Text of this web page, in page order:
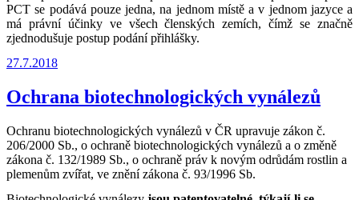
PCT se podává pouze jedna, na jednom místě a v jednom jazyce a
má právní účinky ve všech členských zemích, čímž se značně
zjednodušuje postup podání přihlášky.
Publikováno
27.7.2018
Ochrana biotechnologických vynálezů
Ochranu biotechnologických vynálezů v ČR upravuje zákon č.
206/2000 Sb., o ochraně biotechnologických vynálezů a o změně
zákona č. 132/1989 Sb., o ochraně práv k novým odrůdám rostlin a
plemenům zvířat, ve znění zákona č. 93/1996 Sb.